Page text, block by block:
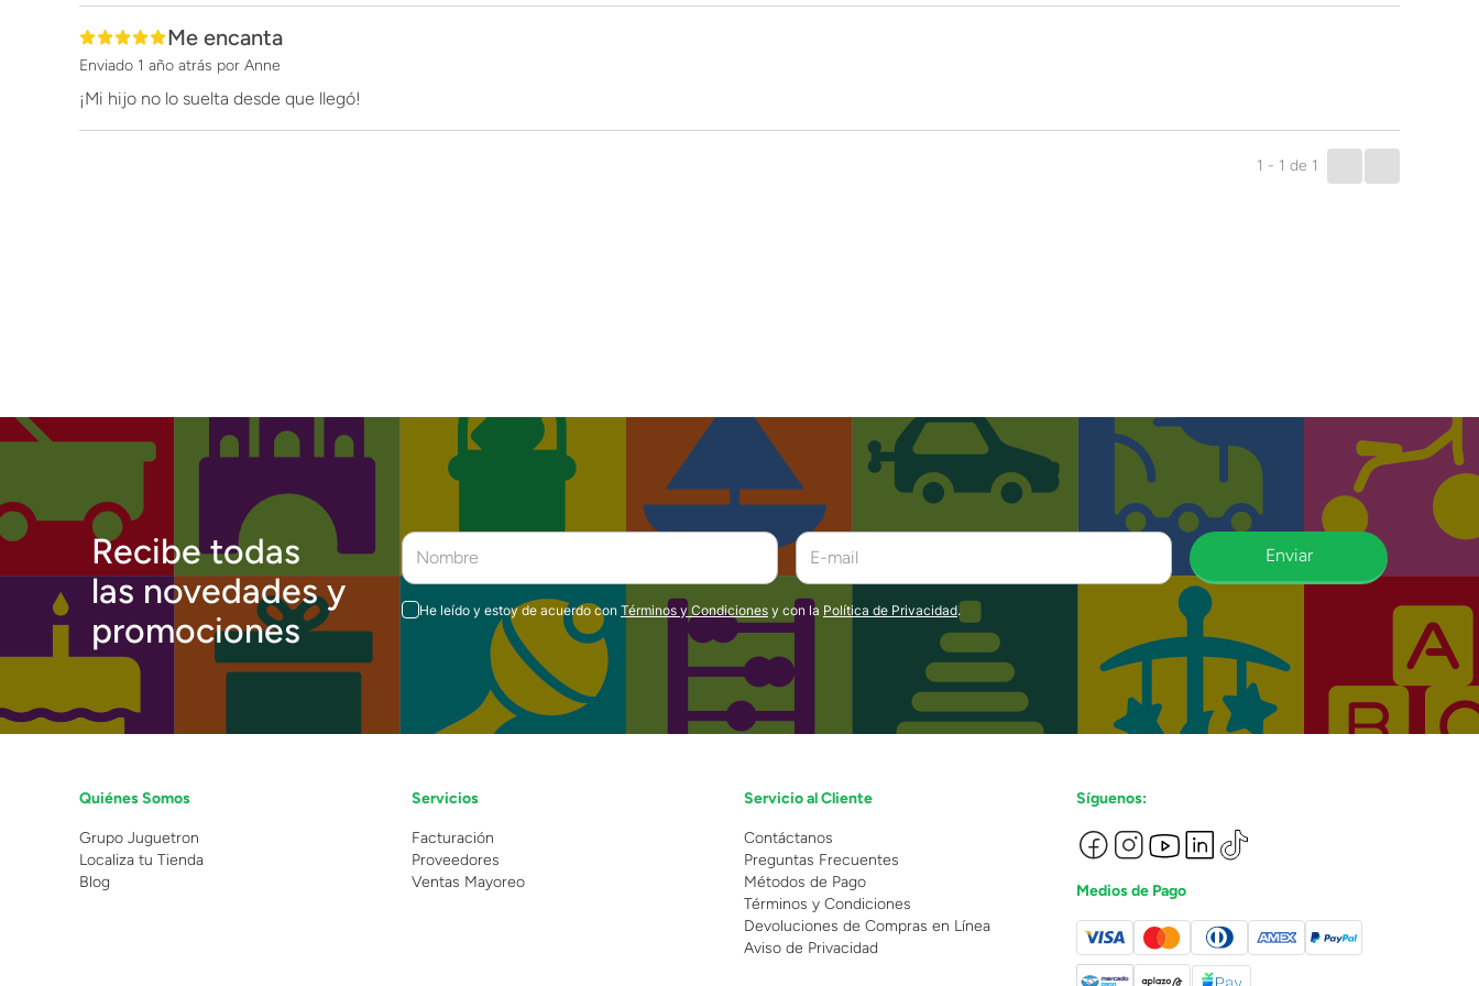
Me encanta
Enviado 1 año atrás por Anne
¡Mi hijo no lo suelta desde que llegó!
1 - 1 de 1
Recibe todas
las novedades y
promociones
Enviar
He leído y estoy de acuerdo con Términos y Condiciones y con la Política de Privacidad.
Quiénes Somos
Grupo Juguetron
Localiza tu Tienda
Blog
Servicios
Facturación
Proveedores
Ventas Mayoreo
Servicio al Cliente
Contáctanos
Preguntas Frecuentes
Métodos de Pago
Términos y Condiciones
Devoluciones de Compras en Línea
Aviso de Privacidad
Síguenos:
Medios de Pago